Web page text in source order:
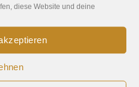
diese Website und deine